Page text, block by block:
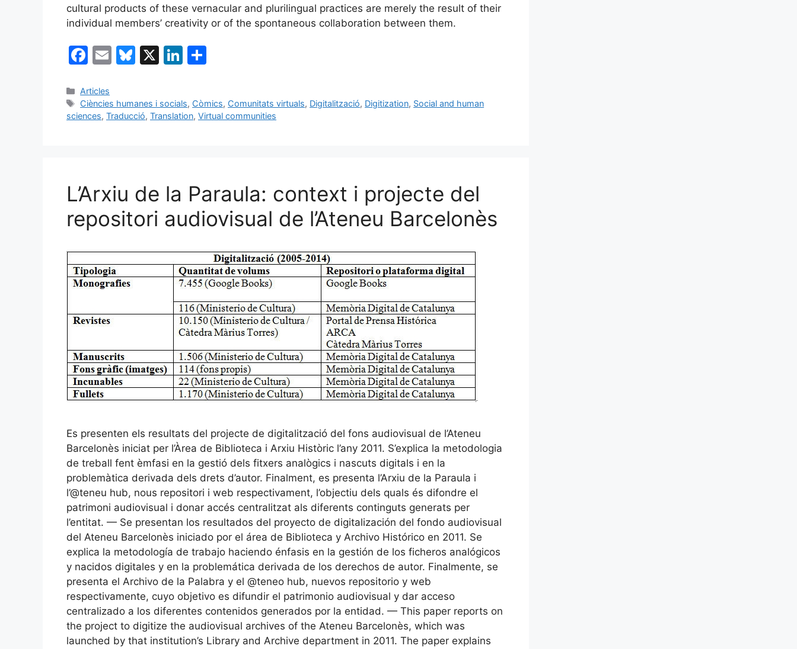
cultural products of these vernacular and plurilingual practices are merely the result of their
individual members’ creativity or of the spontaneous collaboration between them.
F
c
e
k
E
l
Bl
s
X
Li
e p
Categories
Articles
Etiquetes
Ciències humanes i socials, Còmics, Comunitats virtuals, Digitalització, Digitization, Social and human
sciences, Traducció, Translation, Virtual communities
L’Arxiu de la Paraula: context i projecte del
repositori audiovisual de l’Ateneu Barcelonès
Es presenten els resultats del projecte de digitalització del fons audiovisual de l’Ateneu
Barcelonès iniciat per l’Àrea de Biblioteca i Arxiu Històric l’any 2011. S’explica la metodologia
de treball fent èmfasi en la gestió dels fitxers analògics i nascuts digitals i en la
problemàtica derivada dels drets d’autor. Finalment, es presenta l’Arxiu de la Paraula i
l’@teneu hub, nous repositori i web respectivament, l’objectiu dels quals és difondre el
patrimoni audiovisual i donar accés centralitzat als diferents continguts generats per
l’entitat. — Se presentan los resultados del proyecto de digitalización del fondo audiovisual
del Ateneu Barcelonès iniciado por el área de Biblioteca y Archivo Histórico en 2011. Se
explica la metodología de trabajo haciendo énfasis en la gestión de los ficheros analógicos
y nacidos digitales y en la problemática derivada de los derechos de autor. Finalmente, se
presenta el Archivo de la Palabra y el @teneo hub, nuevos repositorio y web
respectivamente, cuyo objetivo es difundir el patrimonio audiovisual y dar acceso
centralizado a los diferentes contenidos generados por la entidad. — This paper reports on
the project to digitize the audiovisual archives of the Ateneu Barcelonès, which was
launched by that institution’s Library and Archive department in 2011. The paper explains